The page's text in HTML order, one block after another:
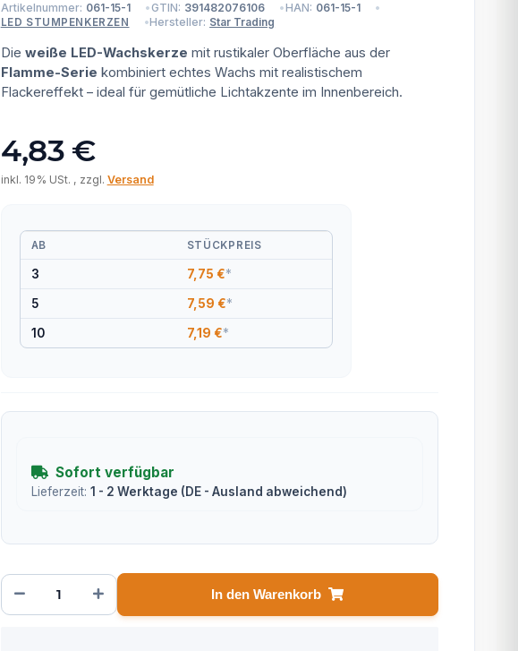
Artikelnummer: 061-15-1 GTIN: 391482076106 HAN: 061-15-1
LED STUMPENKERZEN Hersteller: Star Trading
Die weiße LED-Wachskerze mit rustikaler Oberfläche aus der
Flamme-Serie kombiniert echtes Wachs mit realistischem
Flackereffekt – ideal für gemütliche Lichtakzente im Innenbereich.
4,83 €
inkl. 19% USt. , zzgl. Versand
AB STÜCKPREIS
3 7,75 €*
5 7,59 €*
10 7,19 €*
Sofort verfügbar
Lieferzeit: 1 - 2 Werktage (DE - Ausland abweichend)
In den Warenkorb